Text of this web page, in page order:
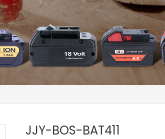
JJY-BOS-BAT411